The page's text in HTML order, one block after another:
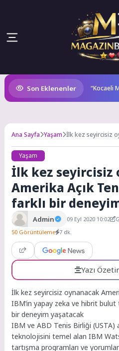
Son Eklenenler
GOAT Oldu “Kocaeli
Ana Sayfa Yaşam İlk kez seyircisiz
Yaşam
İlk kez seyircisiz
Amerika Açık
farklı bir
Admin 09 Eyl 2020 10:02
50 Görüntüleme 7 dk.
Yazı
İlk kez seyircisiz oynanacak
IBM’in yapay zeka ve hibrit
bir deneyim yaşatacak
IBM ve ABD Tenis Birliği (USTA)
teknolojisini temel alan IBM
tartışma programları ve